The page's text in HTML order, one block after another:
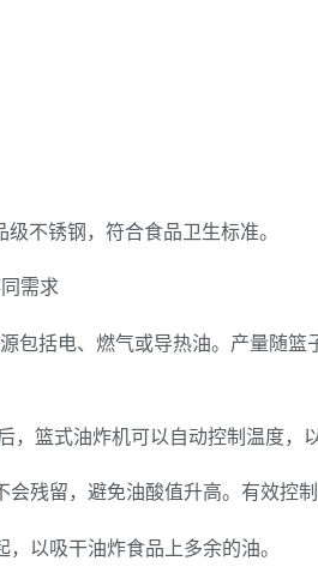
不锈钢，符合食品卫生标准。
需求
包括电、燃气或导热油。产量随
，篮式油炸机可以自动控制温度，
残留，避免油酸值升高。有效控
以吸干油炸食品上多余的油。